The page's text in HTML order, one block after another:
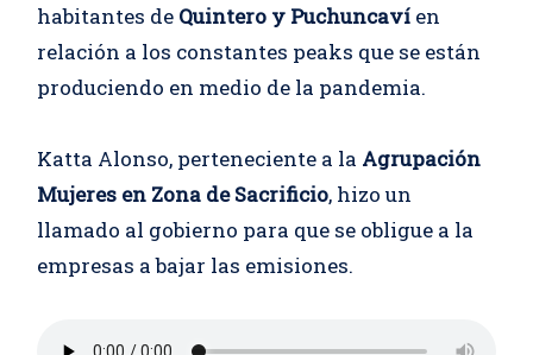
habitantes de Quintero y Puchuncaví en
relación a los constantes peaks que se están
produciendo en medio de la pandemia.
Katta Alonso, perteneciente a la Agrupación
Mujeres en Zona de Sacrificio, hizo un
llamado al gobierno para que se obligue a la
empresas a bajar las emisiones.